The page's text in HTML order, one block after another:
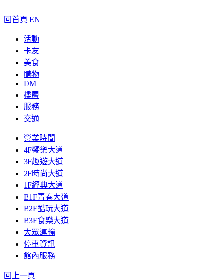
回首頁 EN
活動
卡友
美食
購物
DM
樓層
服務
交通
營業時間
4F饗樂大道
3F趣遊大道
2F時尚大道
1F經典大道
B1F青春大道
B2F酷玩大道
B3F食樂大道
大眾運輸
停車資訊
館內服務
回上一頁